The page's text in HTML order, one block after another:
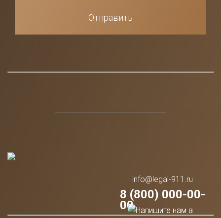
Отправить
info@legal-911.ru
8 (800) 000-00-
00